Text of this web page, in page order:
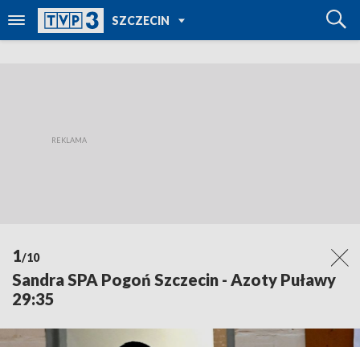
SZCZECIN
TVP REGIONY
1/10
Sandra SPA Pogoń Szczecin - Azoty Puławy
29:35